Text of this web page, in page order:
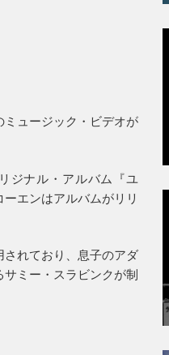
ミュージック・ビデオが
ジナル・アルバム『ユ
エンはアルバムがリリ
されており、息子のアダ
ミー・スラビンクが制